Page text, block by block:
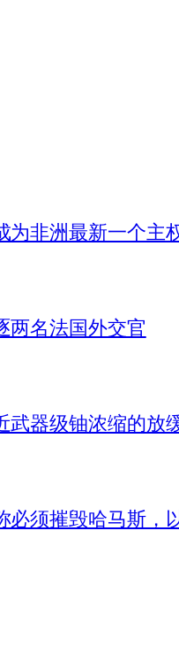
为非洲最新一个主
两名法国外交官
武器级铀浓缩的放
必须摧毁哈马斯，